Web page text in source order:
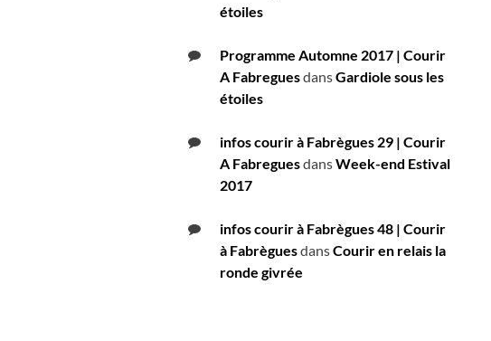
étoiles
Programme Automne 2017 | Courir
A FabreguesdansGardiole sous les
étoiles
infos courir à Fabrègues 29 | Courir
A FabreguesdansWeek-end Estival
2017
infos courir à Fabrègues 48 | Courir
à FabrèguesdansCourir en relais la
ronde givrée